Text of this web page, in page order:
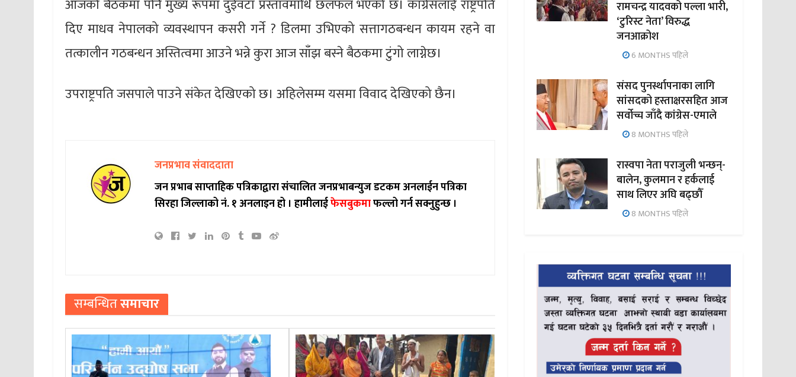
आजको बैठकमा पनि मुख्य रूपमा दुईवटा प्रस्तावमाथि छलफल भएको छ। कांग्रेसलाई राष्ट्रपति
दिए माधव नेपालको व्यवस्थापन कसरी गर्ने ? डिलमा उभिएको सत्तागठबन्धन कायम रहने वा
तत्कालीन गठबन्धन अस्तित्वमा आउने भन्ने कुरा आज साँझ बस्ने बैठकमा टुंगो लाग्नेछ।
उपराष्ट्रपति जसपाले पाउने संकेत देखिएको छ। अहिलेसम्म यसमा विवाद देखिएको छैन।
जनप्रभाव संवाददाता
जन प्रभाब साप्ताहिक पत्रिकाद्वारा संचालित जनप्रभाबन्युज डटकम अनलाईन पत्रिका
सिरहा जिल्लाको नं. १ अनलाइन हो ।हामीलाईफेसबुकमाफल्लो गर्न सक्नुहुन्छ ।
सम्बन्धितसमाचार
रामचन्द्र यादवको पल्ला भारी,
‘टुरिस्ट नेता’ विरुद्ध
जनआक्रोश
6 MONTHS पहिले
संसद पुनर्स्थापनाका लागि
सांसदको हस्ताक्षरसहित आज
सर्वोच्च जाँदै कांग्रेस-एमाले
8 MONTHS पहिले
रास्वपा नेता पराजुली भन्छन्-
बालेन, कुलमान र हर्कलाई
साथ लिएर अघि बढ्छौँ
8 MONTHS पहिले